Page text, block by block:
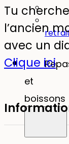
et
boissons
Tu
l’ancien
avec un
Clique ici.